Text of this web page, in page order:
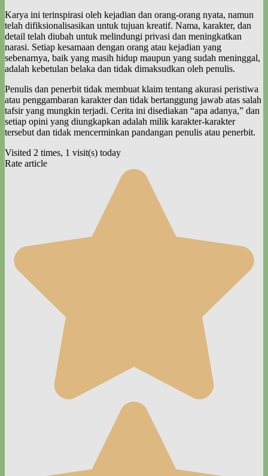
Karya ini terinspirasi oleh kejadian dan orang-orang nyata, namun
telah difiksionalisasikan untuk tujuan kreatif. Nama, karakter, dan
detail telah diubah untuk melindungi privasi dan meningkatkan
narasi. Setiap kesamaan dengan orang atau kejadian yang
sebenarnya, baik yang masih hidup maupun yang sudah meninggal,
adalah kebetulan belaka dan tidak dimaksudkan oleh penulis.
Penulis dan penerbit tidak membuat klaim tentang akurasi peristiwa
atau penggambaran karakter dan tidak bertanggung jawab atas salah
tafsir yang mungkin terjadi. Cerita ini disediakan “apa adanya,” dan
setiap opini yang diungkapkan adalah milik karakter-karakter
tersebut dan tidak mencerminkan pandangan penulis atau penerbit.
Visited 2 times, 1 visit(s) today
Rate article